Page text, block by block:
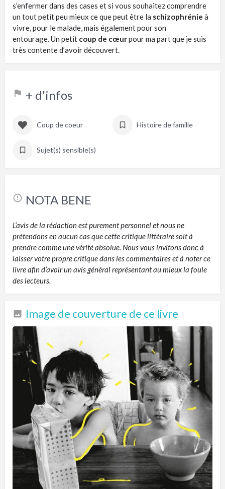
s’enfermer dans des cases et si vous souhaitez comprendre
un tout petit peu mieux ce que peut être la schizophrénie à
vivre, pour le malade, mais également pour son
entourage. Un petit coup de cœurpour ma part que je suis
très contente d’avoir découvert.
+ d'infos
Coup de coeur Histoire de famille
Sujet(s) sensible(s)
NOTA BENE
L’avis de la rédaction est purement personnel et nous ne
prétendons en aucun cas que cette critique littéraire soit à
prendre comme une vérité absolue. Nous vous invitons donc à
laisser votre propre critique dans les commentaires et à noter ce
livre afin d’avoir un avis général représentant au mieux la foule
des lecteurs.
Image de couverture de ce livre